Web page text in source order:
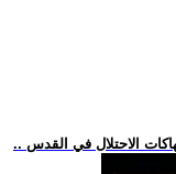
الاحتلال في القدس